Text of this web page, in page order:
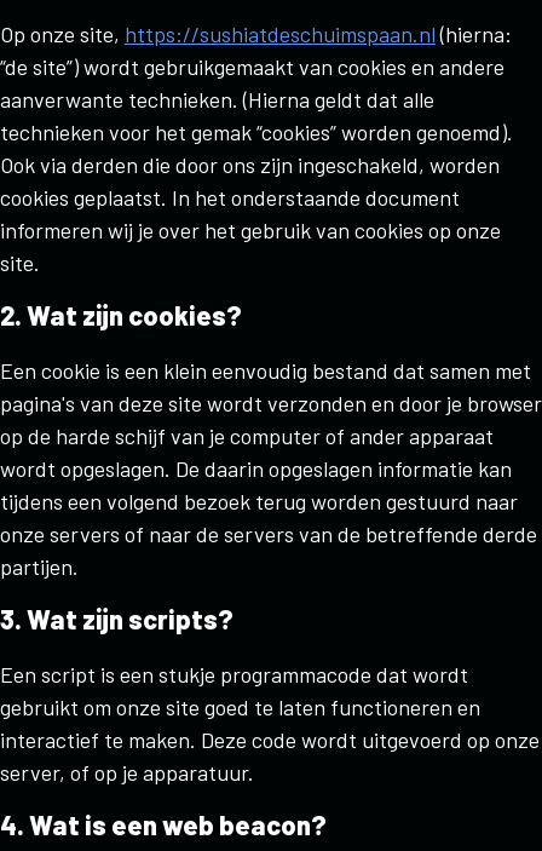
Op onze site, https://sushiatdeschuimspaan.nl(hierna:
“de site”) wordt gebruikgemaakt van cookies en andere
aanverwante technieken. (Hierna geldt dat alle
technieken voor het gemak “cookies” worden genoemd).
Ook via derden die door ons zijn ingeschakeld, worden
cookies geplaatst. In het onderstaande document
informeren wij je over het gebruik van cookies op onze
site.
2. Wat zijn cookies?
Een cookie is een klein eenvoudig bestand dat samen met
pagina's van deze site wordt verzonden en door je browser
op de harde schijf van je computer of ander apparaat
wordt opgeslagen. De daarin opgeslagen informatie kan
tijdens een volgend bezoek terug worden gestuurd naar
onze servers of naar de servers van de betreffende derde
partijen.
3. Wat zijn scripts?
Een script is een stukje programmacode dat wordt
gebruikt om onze site goed te laten functioneren en
interactief te maken. Deze code wordt uitgevoerd op onze
server, of op je apparatuur.
4. Wat is een web beacon?